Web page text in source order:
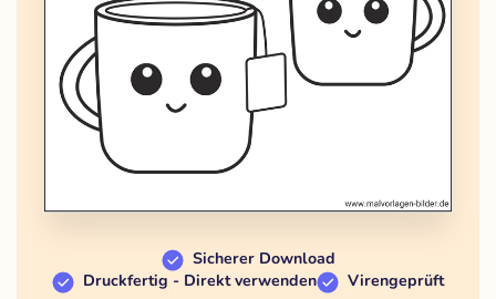
Sicherer Download
Druckfertig - Direkt verwenden
Virengeprüft